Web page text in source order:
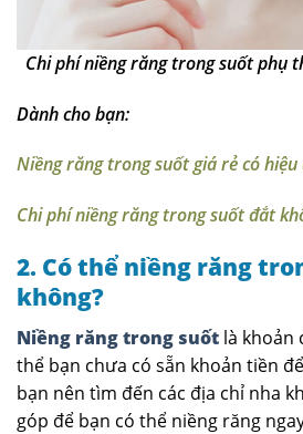
Chi phí niềng răng trong suốt phụ
Dành cho bạn:
Niềng răng trong suốt giá rẻ có hiệu
Chi phí niềng răng trong suốt đắt
2. Có thể niềng răng
không?
Niềng răng trong suốt là khoản
thể bạn chưa có sẵn khoản tiền
bạn nên tìm đến các địa chỉ nha
góp để bạn có thể niềng răng